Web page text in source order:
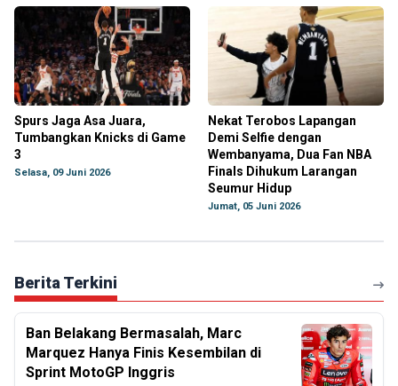
Spurs Jaga Asa Juara,
Tumbangkan Knicks di Game
3
Selasa, 09 Juni 2026
Nekat Terobos Lapangan
Demi Selfie dengan
Wembanyama, Dua Fan NBA
Finals Dihukum Larangan
Seumur Hidup
Jumat, 05 Juni 2026
Berita Terkini
Ban Belakang Bermasalah, Marc
Marquez Hanya Finis Kesembilan di
Sprint MotoGP Inggris